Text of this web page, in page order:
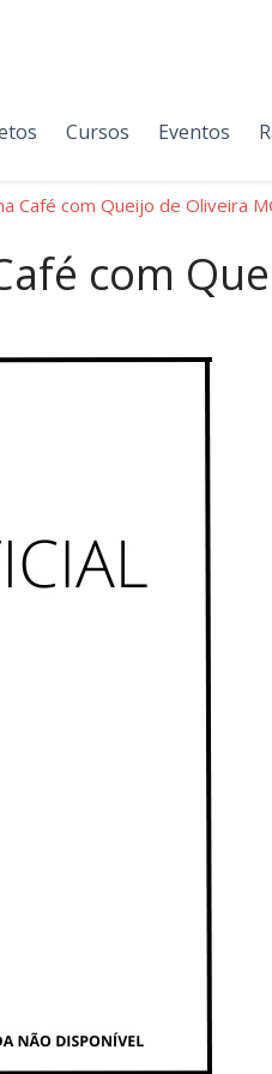
Cursos Eventos
Café com Queijo de Oliveira
com